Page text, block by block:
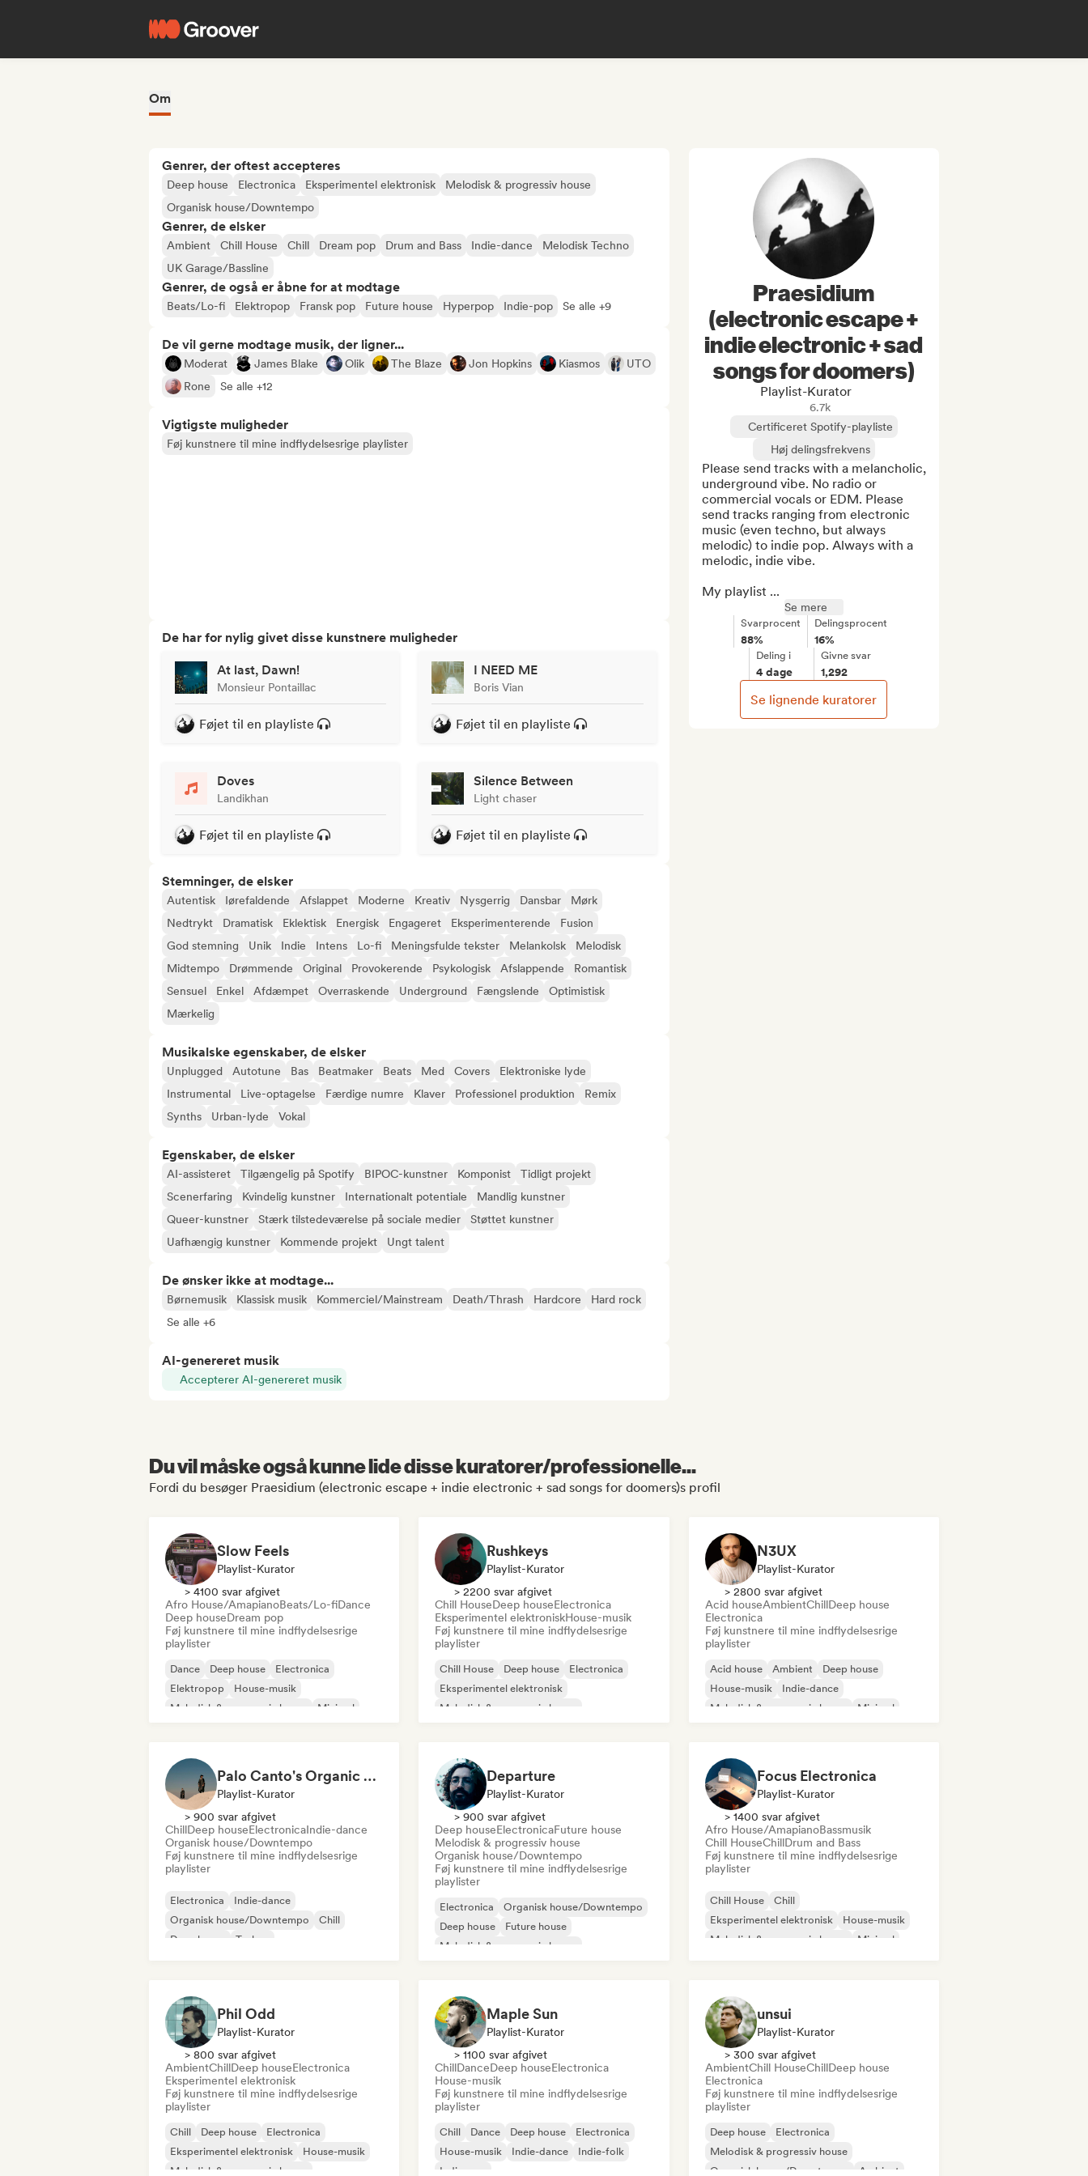
Om
Genrer, der oftest accepteres
Deep house Electronica Eksperimentel elektronisk
Melodisk & progressiv house
Organisk house/Downtempo
Genrer, de elsker
Ambient Chill House Chill Dream pop Drum and Bass Indie-dance
Melodisk Techno
UK Garage/Bassline
Genrer, de også er åbne for at modtage
Beats/Lo-fi Elektropop Fransk pop Future house Hyperpop Indie-pop Se alle +9
De vil gerne modtage musik, der ligner...
Moderat James Blake Olik The Blaze Jon Hopkins Kiasmos
UTO
Rone
Se alle +12
Vigtigste muligheder
Føj kunstnere til mine indflydelsesrige playlister
De har for nylig givet disse kunstnere muligheder
At last, Dawn!
Monsieur Pontaillac
Føjet til en playliste
I NEED ME
Boris Vian
Føjet til en playliste
Doves
Landikhan
Føjet til en playliste
Silence Between
Light chaser
Føjet til en playliste
Stemninger, de elsker
Autentisk Iørefaldende Afslappet Moderne Kreativ Nysgerrig Dansbar
Mørk
Nedtrykt
Dramatisk Eklektisk Energisk Engageret Eksperimenterende
Fusion
God stemning
Unik Indie Intens Lo-fi Meningsfulde tekster Melankolsk
Melodisk
Midtempo
Drømmende Original Provokerende Psykologisk Afslappende
Romantisk
Sensuel
Enkel Afdæmpet Overraskende Underground Fængslende
Optimistisk
Mærkelig
Musikalske egenskaber, de elsker
Unplugged Autotune Bas Beatmaker Beats Med Covers
Elektroniske lyde
Instrumental
Live-optagelse Færdige numre Klaver Professionel produktion
Remix
Synths
Urban-lyde Vokal
Egenskaber, de elsker
AI-assisteret Tilgængelig på Spotify BIPOC-kunstner Komponist
Tidligt projekt
Scenerfaring
Kvindelig kunstner Internationalt potentiale
Mandlig kunstner
Queer-kunstner
Stærk tilstedeværelse på sociale medier
Støttet kunstner
Uafhængig kunstner
Kommende projekt Ungt talent
De ønsker ikke at modtage...
Børnemusik Klassisk musik Kommerciel/Mainstream Death/Thrash Hardcore
Hard rock
Se alle +6
AI-genereret musik
Accepterer AI-genereret musik
Praesidium
(electronic escape +
indie electronic + sad
songs for doomers)
Playlist-Kurator
6.7k
Certificeret Spotify-playliste
Høj delingsfrekvens
Please send tracks with a melancholic,
underground vibe. No radio or
commercial vocals or EDM. Please
send tracks ranging from electronic
music (even techno, but always
melodic) to indie pop. Always with a
melodic, indie vibe.
My playlist ...
Se mere
Svarprocent
88%
Delingsprocent
16%
Deling i
4 dage
Givne svar
1,292
Se lignende kuratorer
Du vil måske også kunne lide disse kuratorer/professionelle...
Fordi du besøger Praesidium (electronic escape + indie electronic + sad songs for doomers)s profil
Slow Feels
Playlist-Kurator
> 4100 svar afgivet
Afro House/AmapianoBeats/Lo-fiDance
Deep houseDream pop
Føj kunstnere til mine indflydelsesrige
playlister
Dance Deep house
Electronica
Elektropop
House-musik
Melodisk & progressiv house
Minimal
Rushkeys
Playlist-Kurator
> 2200 svar afgivet
Chill HouseDeep houseElectronica
Eksperimentel elektroniskHouse-musik
Føj kunstnere til mine indflydelsesrige
playlister
Chill House Deep house
Electronica
Eksperimentel elektronisk
Melodisk & progressiv house
N3UX
Playlist-Kurator
> 2800 svar afgivet
Acid houseAmbientChillDeep house
Electronica
Føj kunstnere til mine indflydelsesrige
playlister
Acid house Ambient
Deep house
House-musik
Indie-dance
Melodisk & progressiv house
Minimal
Palo Canto's Organic Techno Selection
Playlist-Kurator
> 900 svar afgivet
ChillDeep houseElectronicaIndie-dance
Organisk house/Downtempo
Føj kunstnere til mine indflydelsesrige
playlister
Electronica
Indie-dance
Organisk house/Downtempo
Chill
Deep house
Techno
Departure
Playlist-Kurator
> 900 svar afgivet
Deep houseElectronicaFuture house
Melodisk & progressiv house
Organisk house/Downtempo
Føj kunstnere til mine indflydelsesrige
playlister
Electronica
Organisk house/Downtempo
Deep house
Future house
Melodisk & progressiv house
Focus Electronica
Playlist-Kurator
> 1400 svar afgivet
Afro House/AmapianoBassmusik
Chill HouseChillDrum and Bass
Føj kunstnere til mine indflydelsesrige
playlister
Chill House
Chill
Eksperimentel elektronisk
House-musik
Melodisk & progressiv house
Minimal
Phil Odd
Playlist-Kurator
> 800 svar afgivet
AmbientChillDeep houseElectronica
Eksperimentel elektronisk
Føj kunstnere til mine indflydelsesrige
playlister
Chill Deep house
Electronica
Eksperimentel elektronisk
House-musik
Melodisk & progressiv house
Maple Sun
Playlist-Kurator
> 1100 svar afgivet
ChillDanceDeep houseElectronica
House-musik
Føj kunstnere til mine indflydelsesrige
playlister
Chill Dance Deep house
Electronica
House-musik
Indie-dance
Indie-folk
Indie-pop
unsui
Playlist-Kurator
> 300 svar afgivet
AmbientChill HouseChillDeep house
Electronica
Føj kunstnere til mine indflydelsesrige
playlister
Deep house
Electronica
Melodisk & progressiv house
Organisk house/Downtempo
Ambient